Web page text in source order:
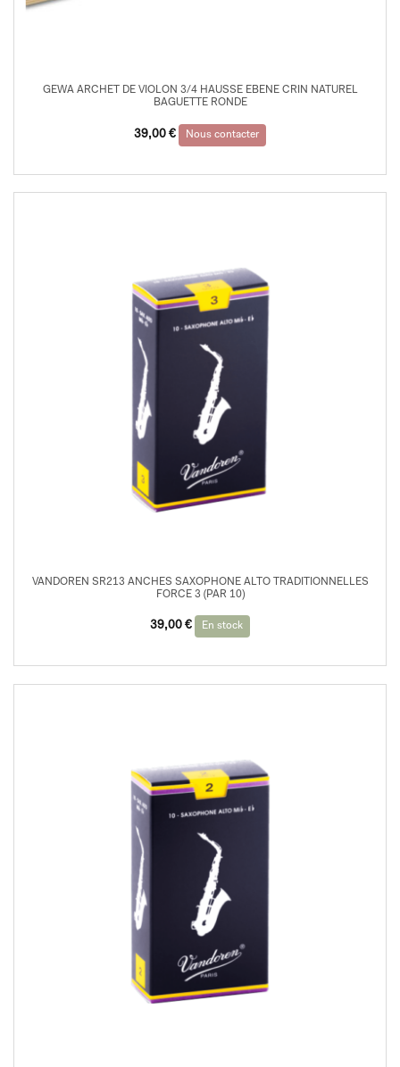
GEWA ARCHET DE VIOLON 3/4 HAUSSE EBENE CRIN NATUREL
BAGUETTE RONDE
39,00 € Nous contacter
VANDOREN SR213 ANCHES SAXOPHONE ALTO TRADITIONNELLES
FORCE 3 (PAR 10)
39,00 € En stock